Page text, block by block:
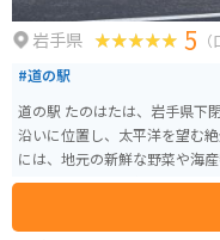
岩手県 5
#道の駅
道の駅 たのはたは、岩手県下
沿いに位置し、太平洋を望む絶景
には、地元の新鮮な野菜や海
ある「のだ塩」を使ったソフ
ーがあります。また、レスト
理を楽しむことができます。 バイクで訪れる場合、道の駅には広い駐車場が